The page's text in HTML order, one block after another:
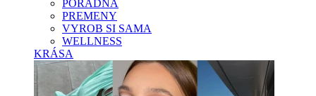
PORADŇA
PREMENY
VYROB SI SAMA
WELLNESS
KRÁSA